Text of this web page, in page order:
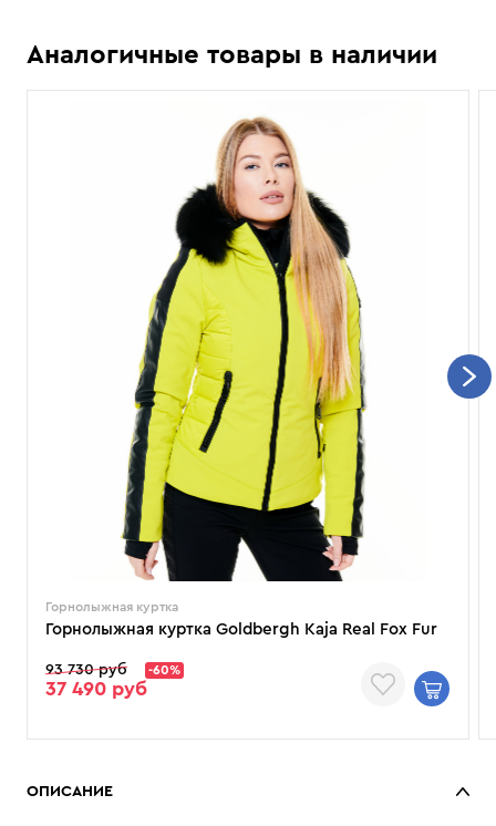
Аналогичные товары в наличии
Горнолыжная куртка
Горнолыжная куртка Goldbergh Kaja Real Fox Fur
93 730 руб -60%
37 490 руб
ОПИСАНИЕ